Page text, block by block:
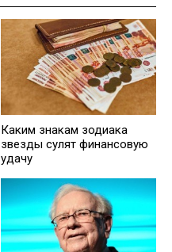
Каким знакам зодиака
звезды сулят финансовую
удачу